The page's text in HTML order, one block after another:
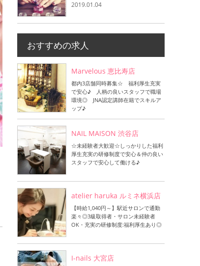
2019.01.04
おすすめの求人
Marvelous 恵比寿店
都内3店舗同時募集☆ 福利厚生充実
で安心♪ 人柄の良いスタッフで職場
環境◎ JNA認定講師在籍でスキルア
ップ♪
NAIL MAISON 渋谷店
☆未経験者大歓迎☆しっかりした福利
厚生充実の研修制度で安心＆仲の良い
スタッフで安心して働ける♪
atelier haruka ルミネ横浜店
【時給1,040円～】駅近サロンで通勤
楽々◎3級取得者・サロン未経験者
OK・充実の研修制度:福利厚生あり◎
I-nails 大宮店